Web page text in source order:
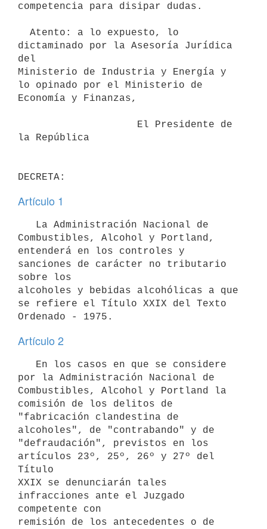
competencia para disipar dudas.
dictaminado por la Asesoría Jurídica
del
Ministerio de Industria y Energía y
lo opinado por el Ministerio de
Economía y Finanzas,
la República
Artículo 1
Combustibles, Alcohol y Portland,
entenderá en los controles y
sanciones de carácter no tributario
sobre los
alcoholes y bebidas alcohólicas a que
se refiere el Título XXIX del Texto
Artículo 2
por la Administración Nacional de
Combustibles, Alcohol y Portland la
comisión de los delitos de
"fabricación clandestina de
alcoholes", de "contrabando" y de
"defraudación", previstos en los
artículos 23º, 25º, 26º y 27º del
Título
XXIX se denunciarán tales
infracciones ante el Juzgado
competente con
remisión de los antecedentes o de